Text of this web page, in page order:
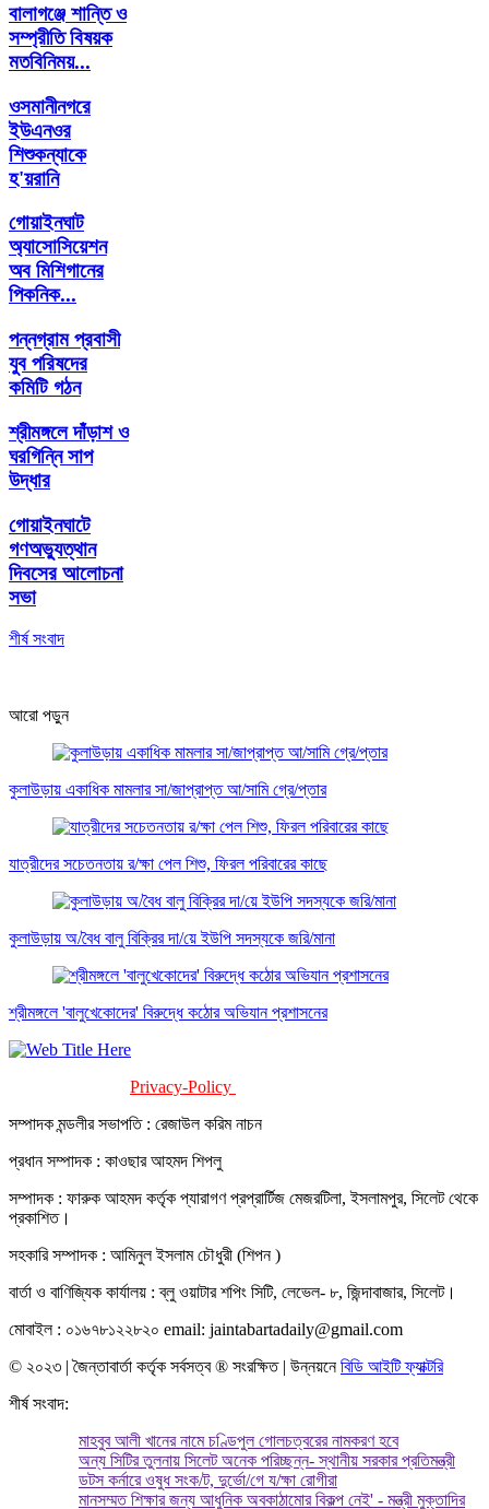
বালাগঞ্জে শান্তি ও
সম্প্রীতি বিষয়ক
মতবিনিময়...
ওসমানীনগরে
ইউএনওর
শিশুকন্যাকে
হ'য়রানি
গোয়াইনঘাট
অ্যাসোসিয়েশন
অব মিশিগানের
পিকনিক...
পন্নগ্রাম প্রবাসী
যুব পরিষদের
কমিটি গঠন
শ্রীমঙ্গলে দাঁড়াশ ও
ঘরগিন্নি সাপ
উদ্ধার
গোয়াইনঘাটে
গণঅভ্যুত্থান
দিবসের আলোচনা
সভা
শীর্ষ সংবাদ
আরো পড়ুন
কুলাউড়ায় একাধিক মামলার সা/জাপ্রাপ্ত আ/সামি গ্রে/প্তার
যাত্রীদের সচেতনতায় র/ক্ষা পেল শিশু, ফিরল পরিবারের কাছে
কুলাউড়ায় অ/বৈধ বালু বিক্রির দা/য়ে ইউপি সদস্যকে জরি/মানা
শ্রীমঙ্গলে 'বালুখেকোদের' বিরুদ্ধে কঠোর অভিযান প্রশাসনের
Privacy-Policy
সম্পাদক মন্ডলীর সভাপতি : রেজাউল করিম নাচন
প্রধান সম্পাদক : কাওছার আহমদ শিপলু
সম্পাদক : ফারুক আহমদ কর্তৃক প্যারাগণ প্রপ্রার্টিজ মেজরটিলা, ইসলামপুর, সিলেট থেকে
প্রকাশিত।
সহকারি সম্পাদক : আমিনুল ইসলাম চৌধুরী (শিপন )
বার্তা ও বাণিজ্যিক কার্যালয় : ব্লু ওয়াটার শপিং সিটি, লেভেল- ৮, জিন্দাবাজার, সিলেট।
মোবাইল : ০১৬৭৮১২২৮২০ email: jaintabartadaily@gmail.com
© ২০২৩ | জৈন্তাবার্তা কর্তৃক সর্বসত্ব ® সংরক্ষিত | উন্নয়নেবিডি আইটি ফ্যাক্টরি
শীর্ষ সংবাদ:
মাহবুব আলী খানের নামে চণ্ডিপুল গোলচত্বরের নামকরণ হবে
অন্য সিটির তুলনায় সিলেট অনেক পরিচ্ছন্ন- স্থানীয় সরকার প্রতিমন্ত্রী
ডটস কর্নারে ওষুধ সংক/ট, দুর্ভো/গে য/ক্ষা রোগীরা
মানসম্মত শিক্ষার জন্য আধুনিক অবকাঠামোর বিকল্প নেই' - মন্ত্রী মুক্তাদির